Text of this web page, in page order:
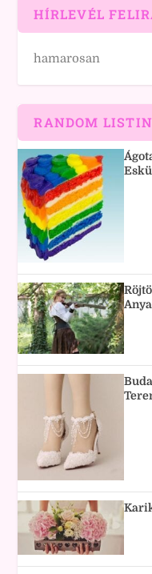
HÍRLEVÉL
hamarosan
RANDOM